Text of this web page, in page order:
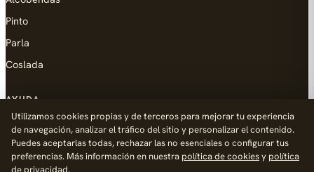
Pinto
Parla
Coslada
AYUDA
Añadir empresa
Contacto
Utilizamos cookies propias y de terceros para mejorar tu experiencia
de navegación, analizar el tráfico del sitio y personalizar el contenido.
Puedes aceptarlas todas, rechazar las no esenciales o configurar tus
preferencias. Más información en nuestra política de cookiesy política
de privacidad.